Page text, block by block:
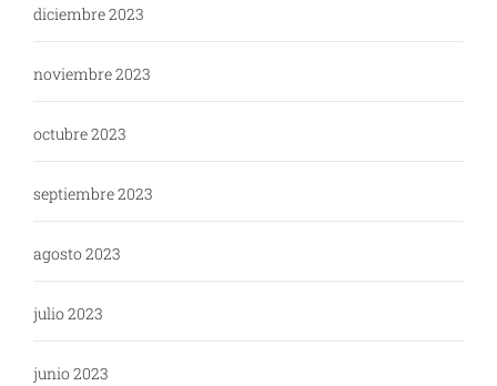
diciembre 2023
noviembre 2023
octubre 2023
septiembre 2023
agosto 2023
julio 2023
junio 2023